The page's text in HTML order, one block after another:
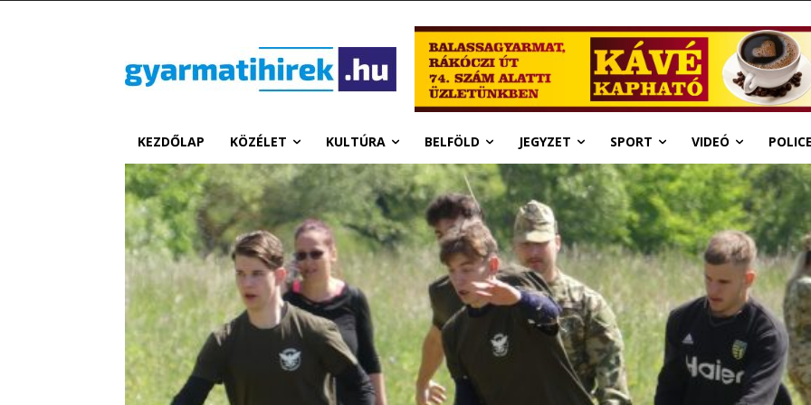
KEZDŐLAP KÖZÉLET KULTÚRA BELFÖLD JEGYZET SPORT VIDEÓ